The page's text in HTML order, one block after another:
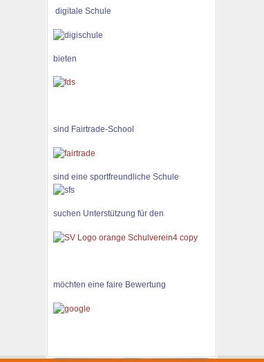
digitale Schule
bieten
sind Fairtrade-School
sind eine sportfreundliche Schule
suchen Unterstützung für den
möchten eine faire Bewertung